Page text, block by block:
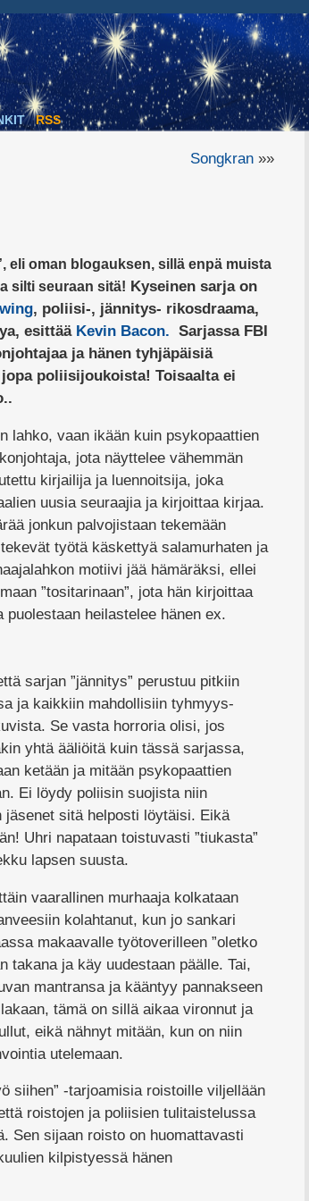
RSS
Songkran»»
eli oman blogauksen, sillä enpä muista
silti seuraan sitä! Kyseinen sarja on
, poliisi-, jännitys- rikosdraama,
esittää Kevin Bacon. Sarjassa FBI
ja hänen tyhjäpäisiä
poliisijoukoista! Toisaalta ei
lahko, vaan ikään kuin psykopaattien
jota näyttelee vähemmän
kirjailija ja luennoitsija, joka
uusia seuraajia ja kirjoittaa kirjaa.
jonkun palvojistaan tekemään
työtä käskettyä salamurhaten ja
motiivi jää hämäräksi, ellei
”tositarinaan”, jota hän kirjoittaa
heilastelee hänen ex.
sarjan ”jännitys” perustuu pitkiin
ja kaikkiin mahdollisiin tyhmyys-
Se vasta horroria olisi, jos
yhtä ääliöitä kuin tässä sarjassa,
ketään ja mitään psykopaattien
Ei löydy poliisin suojista niin
sitä helposti löytäisi. Eikä
Uhri napataan toistuvasti ”tiukasta”
lapsen suusta.
vaarallinen murhaaja kolkataan
kolahtanut, kun jo sankari
makaavalle työtoverilleen ”oletko
takana ja käy uudestaan päälle. Tai,
mantransa ja kääntyy pannakseen
tämä on sillä aikaa vironnut ja
eikä nähnyt mitään, kun on niin
utelemaan.
siihen” -tarjoamisia roistoille viljellään
roistojen ja poliisien tulitaistelussa
Sen sijaan roisto on huomattavasti
kilpistyessä hänen